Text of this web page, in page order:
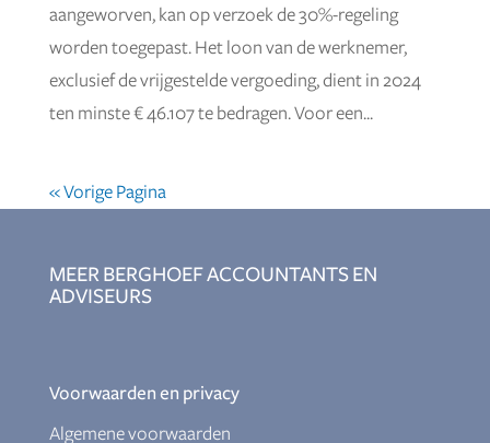
aangeworven, kan op verzoek de 30%-regeling
worden toegepast. Het loon van de werknemer,
exclusief de vrijgestelde vergoeding, dient in 2024
ten minste € 46.107 te bedragen. Voor een...
« Vorige Pagina
MEER BERGHOEF ACCOUNTANTS EN
ADVISEURS
Voorwaarden en privacy
Algemene voorwaarden